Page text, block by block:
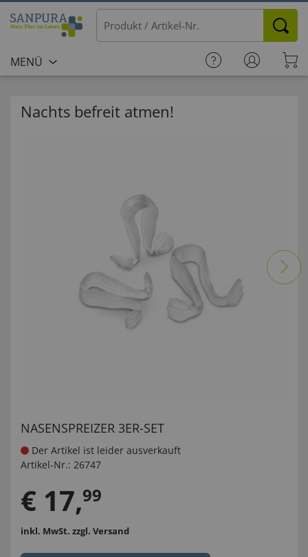
MENÜ
Nachts befreit atmen!
NASENSPREIZER 3ER-SET
Der Artikel ist leider ausverkauft
Artikel-Nr.: 26747
€ 17,99
inkl. MwSt. zzgl. Versand